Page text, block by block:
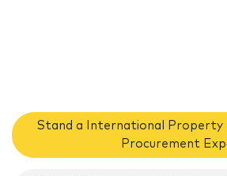
Stand a International Property
Procurement